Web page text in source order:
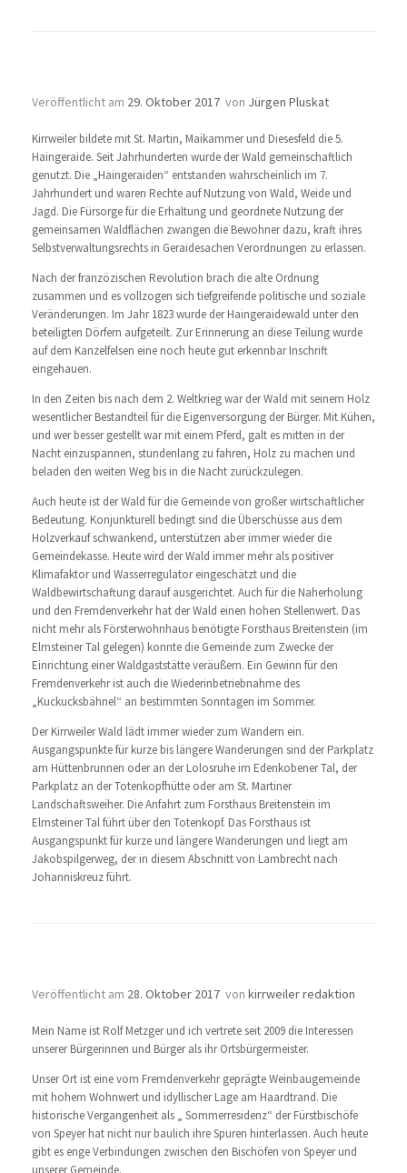
Veröffentlicht am 29. Oktober 2017 von Jürgen Pluskat
Kirrweiler bildete mit St. Martin, Maikammer und Diesesfeld die 5.
Haingeraide. Seit Jahrhunderten wurde der Wald gemeinschaftlich
genutzt. Die „Haingeraiden“ entstanden wahrscheinlich im 7.
Jahrhundert und waren Rechte auf Nutzung von Wald, Weide und
Jagd. Die Fürsorge für die Erhaltung und geordnete Nutzung der
gemeinsamen Waldflächen zwangen die Bewohner dazu, kraft ihres
Selbstverwaltungsrechts in Geraidesachen Verordnungen zu erlassen.
Nach der franzözischen Revolution brach die alte Ordnung
zusammen und es vollzogen sich tiefgreifende politische und soziale
Veränderungen. Im Jahr 1823 wurde der Haingeraidewald unter den
beteiligten Dörfern aufgeteilt. Zur Erinnerung an diese Teilung wurde
auf dem Kanzelfelsen eine noch heute gut erkennbar Inschrift
eingehauen.
In den Zeiten bis nach dem 2. Weltkrieg war der Wald mit seinem Holz
wesentlicher Bestandteil für die Eigenversorgung der Bürger. Mit Kühen,
und wer besser gestellt war mit einem Pferd, galt es mitten in der
Nacht einzuspannen, stundenlang zu fahren, Holz zu machen und
beladen den weiten Weg bis in die Nacht zurückzulegen.
Auch heute ist der Wald für die Gemeinde von großer wirtschaftlicher
Bedeutung. Konjunkturell bedingt sind die Überschüsse aus dem
Holzverkauf schwankend, unterstützen aber immer wieder die
Gemeindekasse. Heute wird der Wald immer mehr als positiver
Klimafaktor und Wasserregulator eingeschätzt und die
Waldbewirtschaftung darauf ausgerichtet. Auch für die Naherholung
und den Fremdenverkehr hat der Wald einen hohen Stellenwert. Das
nicht mehr als Försterwohnhaus benötigte Forsthaus Breitenstein (im
Elmsteiner Tal gelegen) konnte die Gemeinde zum Zwecke der
Einrichtung einer Waldgaststätte veräußern. Ein Gewinn für den
Fremdenverkehr ist auch die Wiederinbetriebnahme des
„Kuckucksbähnel“ an bestimmten Sonntagen im Sommer.
Der Kirrweiler Wald lädt immer wieder zum Wandern ein.
Ausgangspunkte für kurze bis längere Wanderungen sind der Parkplatz
am Hüttenbrunnen oder an der Lolosruhe im Edenkobener Tal, der
Parkplatz an der Totenkopfhütte oder am St. Martiner
Landschaftsweiher. Die Anfahrt zum Forsthaus Breitenstein im
Elmsteiner Tal führt über den Totenkopf. Das Forsthaus ist
Ausgangspunkt für kurze und längere Wanderungen und liegt am
Jakobspilgerweg, der in diesem Abschnitt von Lambrecht nach
Johanniskreuz führt.
Veröffentlicht am 28. Oktober 2017 von kirrweiler redaktion
Mein Name ist Rolf Metzger und ich vertrete seit 2009 die Interessen
unserer Bürgerinnen und Bürger als ihr Ortsbürgermeister.
Unser Ort ist eine vom Fremdenverkehr geprägte Weinbaugemeinde
mit hohem Wohnwert und idyllischer Lage am Haardtrand. Die
historische Vergangenheit als „ Sommerresidenz“ der Fürstbischöfe
von Speyer hat nicht nur baulich ihre Spuren hinterlassen. Auch heute
gibt es enge Verbindungen zwischen den Bischöfen von Speyer und
unserer Gemeinde.